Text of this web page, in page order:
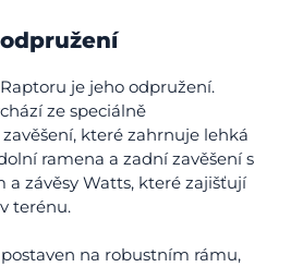
je jeho odpružení.
ze speciálně
které zahrnuje lehká
ramena a zadní zavěšení s
závěsy Watts, které zajišťují
terénu.
na robustním rámu,